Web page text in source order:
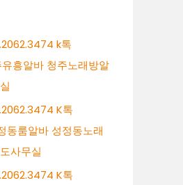
k톡
흥알바 청주노래방알
K톡
동룸알바 성정동노래
사무실
K톡